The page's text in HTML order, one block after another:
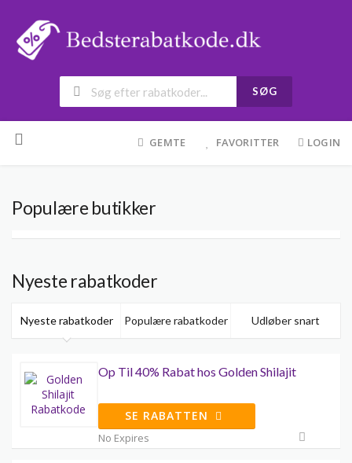
SØG
to
GEMTE FAVORITTER LOGIN
Populære butikker
Nyeste rabatkoder
Nyeste rabatkoder Populære rabatkoder Udløber snart
Op Til 40% Rabat hos Golden Shilajit
SE RABATTEN
No Expires